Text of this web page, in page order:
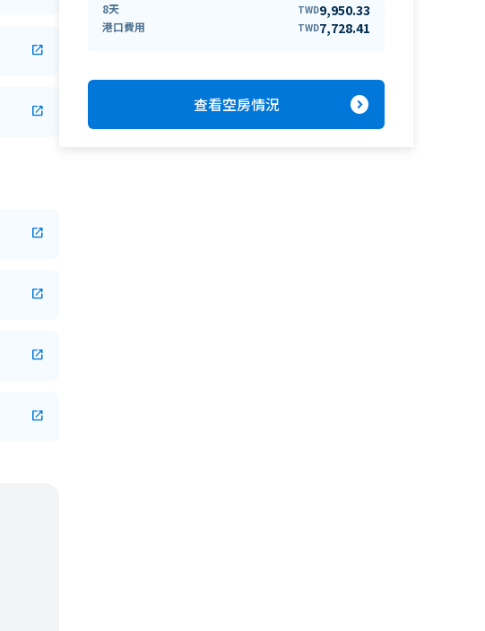
open_in_new
open_in_new
open_in_new
open_in_new
open_in_new
open_in_new
8天 TWD9,950.33
港口費用 TWD7,728.41
查看空房情況 expand_circle_right